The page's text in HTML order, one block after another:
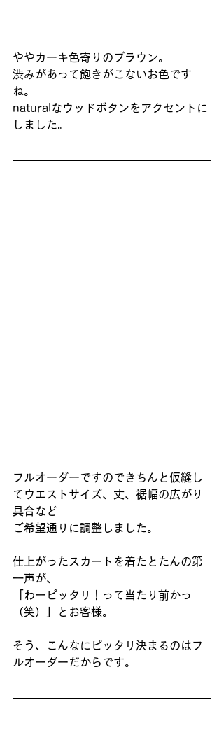
ややカーキ色寄りのブラウン。
渋みがあって飽きがこないお色です
ね。
naturalなウッドボタンをアクセントに
しました。
フルオーダーですのできちんと仮縫し
てウエストサイズ、丈、裾幅の広がり
具合など
ご希望通りに調整しました。
仕上がったスカートを着たとたんの第
一声が、
「わーピッタリ！って当たり前かっ
（笑）」とお客様。
そう、こんなにピッタリ決まるのはフ
ルオーダーだからです。